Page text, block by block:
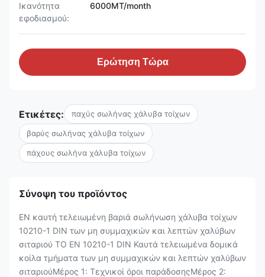
Ικανότητα
εφοδιασμού:
6000MT/month
Ερώτηση Τώρα
Ετικέτες: παχύς σωλήνας χάλυβα τοίχων
βαρύς σωλήνας χάλυβα τοίχων
πάχους σωλήνα χάλυβα τοίχων
Σύνοψη του προϊόντος
EN καυτή τελειωμένη βαριά σωλήνωση χάλυβα τοίχων
10210-1 DIN των μη συμμαχικών και λεπτών χαλύβων
σιταριού ΤΟ EN 10210-1 DIN Καυτά τελειωμένα δομικά
κοίλα τμήματα των μη συμμαχικών και λεπτών χαλύβων
σιταριούΜέρος 1: Τεχνικοί όροι παράδοσηςΜέρος 2: